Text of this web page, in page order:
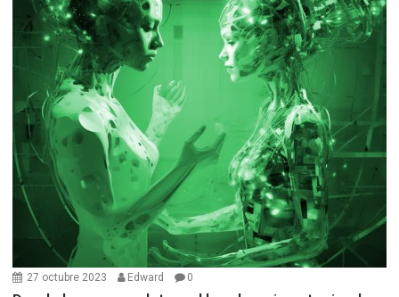
27 octubre 2023 Edward 0